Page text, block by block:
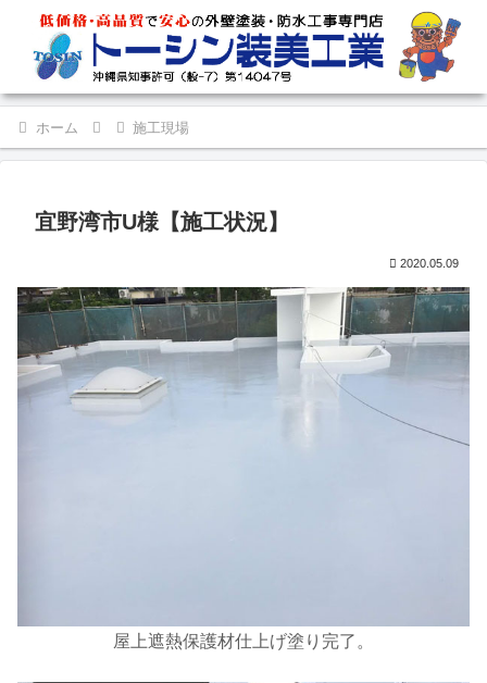
ホーム 施工現場
宜野湾市U様【施工状況】
2020.05.09
屋上遮熱保護材仕上げ塗り完了。